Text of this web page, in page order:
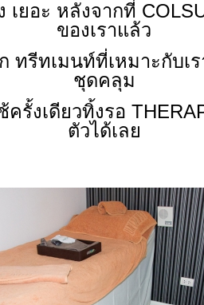
เยอะ หลังจากที่
ของเราแล้ว
ทรีทเมนท์ที่เหมาะกับเ
ชุดคลุม
ครั้งเดียวทิ้งรอ
ตัวได้เลย